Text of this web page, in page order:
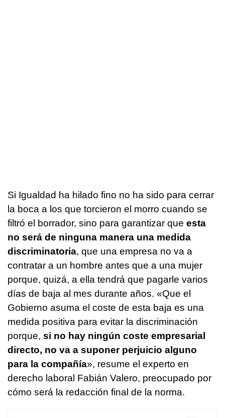
Si Igualdad ha hilado fino no ha sido para cerrar
la boca a los que torcieron el morro cuando se
filtró el borrador, sino para garantizar que esta
no será de ninguna manera una medida
discriminatoria, que una empresa no va a
contratar a un hombre antes que a una mujer
porque, quizá, a ella tendrá que pagarle varios
días de baja al mes durante años. «Que el
Gobierno asuma el coste de esta baja es una
medida positiva para evitar la discriminación
porque, si no hay ningún coste empresarial
directo, no va a suponer perjuicio alguno
para la compañía», resume el experto en
derecho laboral Fabián Valero, preocupado por
cómo será la redacción final de la norma.